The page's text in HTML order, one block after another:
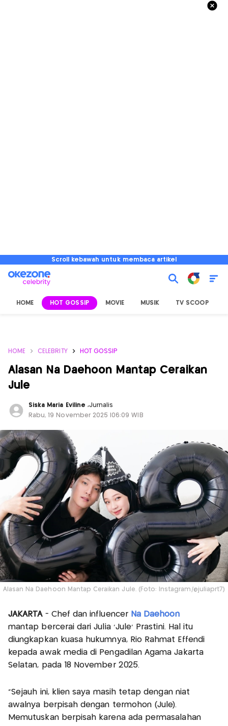
Scroll kebawah untuk membaca artikel
HOME HOT GOSSIP MOVIE MUSIK TV SCOOP
HOME CELEBRITY HOT GOSSIP
Alasan Na Daehoon Mantap Ceraikan
Jule
Siska Maria Eviline ,Jurnalis
Rabu, 19 November 2025 |06:09 WIB
Alasan Na Daehoon Mantap Ceraikan Jule. (Foto: Instagram/@juliaprt7)
JAKARTA- Chef dan influencer Na Daehoon
mantap bercerai dari Julia ‘Jule’ Prastini. Hal itu
diungkapkan kuasa hukumnya, Rio Rahmat Effendi
kepada awak media di Pengadilan Agama Jakarta
Selatan, pada 18 November 2025.
“Sejauh ini, klien saya masih tetap dengan niat
awalnya berpisah dengan termohon (Jule).
Memutuskan berpisah karena ada permasalahan